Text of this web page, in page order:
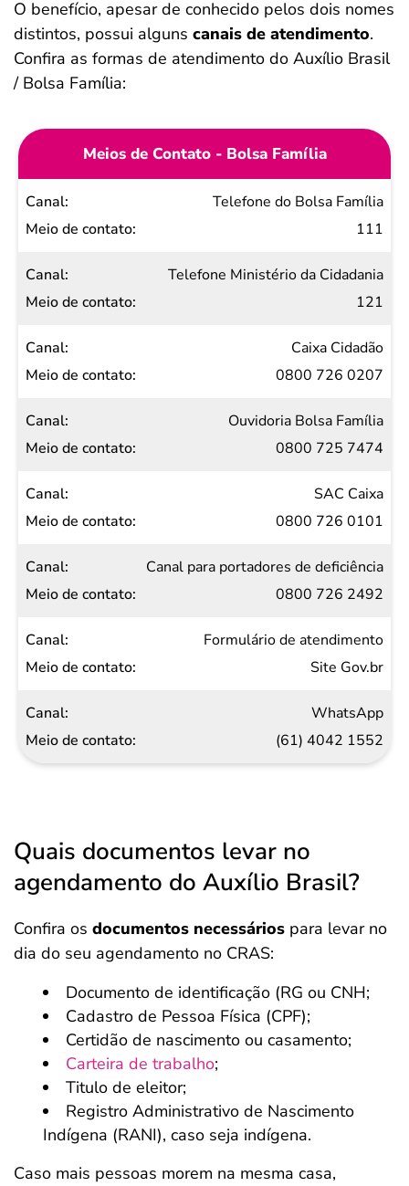
O benefício, apesar de conhecido pelos dois nomes
distintos, possui alguns canais de atendimento.
Confira as formas de atendimento do Auxílio Brasil
/ Bolsa Família:
Meios de Contato - Bolsa Família
Canal
Meio
contato
Telefone do Bolsa Família
111
Telefone Ministério da Cidadania
121
Caixa Cidadão
0800 726 0207
Ouvidoria Bolsa Família
0800 725 7474
SAC Caixa
0800 726 0101
Canal para portadores de deficiência
0800 726 2492
Formulário de atendimento
Site Gov.br
WhatsApp
(61) 4042 1552
Quais documentos levar no
agendamento do Auxílio Brasil?
Confira os documentos necessários para levar no
dia do seu agendamento no CRAS:
Documento de identificação (RG ou CNH;
Cadastro de Pessoa Física (CPF);
Certidão de nascimento ou casamento;
Carteira de trabalho;
Titulo de eleitor;
Registro Administrativo de Nascimento
Indígena (RANI), caso seja indígena.
Caso mais pessoas morem na mesma casa,